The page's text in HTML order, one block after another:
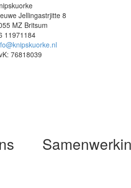
Jellingastrjitte 8
MZ Britsum
11971184
76818039